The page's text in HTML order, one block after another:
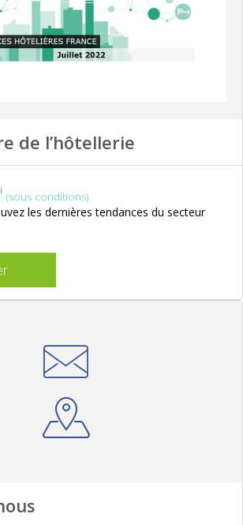
de l’hôtellerie
(sous conditions)
les dernières tendances du secteur